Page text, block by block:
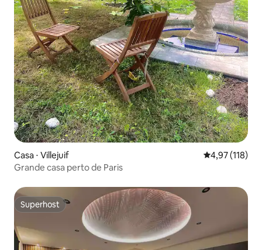
Casa ⋅ Villejuif 4,97 de uma
4,97 (118)
Grande casa perto de Paris
Superhost
Superhost